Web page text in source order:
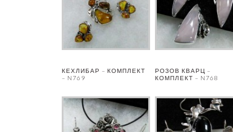
КЕХЛИБАР – КОМПЛЕКТ
– N769
РОЗОВ КВАРЦ –
КОМПЛЕКТ – N768